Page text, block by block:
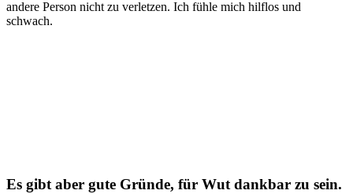
andere Person nicht zu verletzen. Ich fühle mich hilflos und
schwach.
Es gibt aber gute Gründe, für Wut dankbar zu sein.